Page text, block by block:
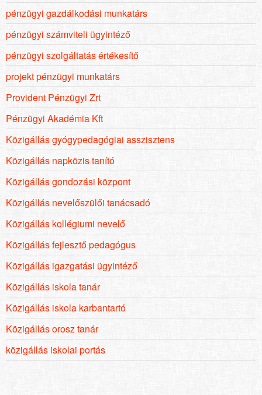
pénzügyi gazdálkodási munkatárs
pénzügyi számviteli ügyintéző
pénzügyi szolgáltatás értékesítő
projekt pénzügyi munkatárs
Provident Pénzügyi Zrt
Pénzügyi Akadémia Kft
Közigállás gyógypedagógiai asszisztens
Közigállás napközis tanító
Közigállás gondozási központ
Közigállás nevelőszülői tanácsadó
Közigállás kollégiumi nevelő
Közigállás fejlesztő pedagógus
Közigállás igazgatási ügyintéző
Közigállás iskola tanár
Közigállás iskola karbantartó
Közigállás orosz tanár
közigállás iskolai portás